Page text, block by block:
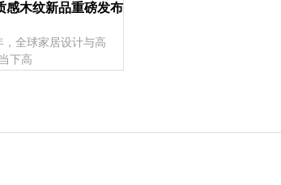
感木纹新品重磅发布
，全球家居设计与高
下高